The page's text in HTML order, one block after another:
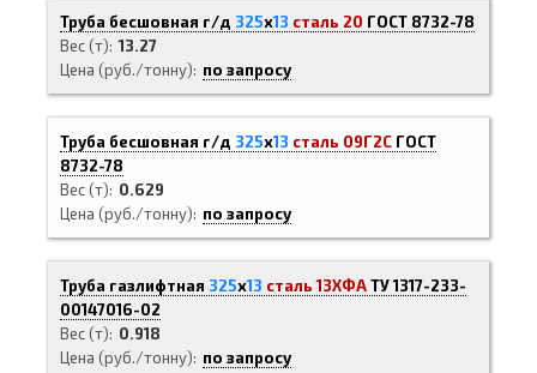
Труба бесшовная г/д 325х13 сталь 20 ГОСТ 8732-78
Вес (т) 13.27
Цена (руб./тонну)
по запросу
Труба бесшовная г/д 325х13 сталь 09Г2С ГОСТ
8732-78
Вес (т)
0.629
Цена (руб./тонну)
по запросу
Труба газлифтная 325х13 сталь 13ХФАТУ 1317-233-
00147016-02
Вес (т)
0.918
Цена (руб./тонну)
по запросу